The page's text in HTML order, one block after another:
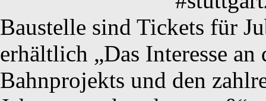
Baustelle sind Tickets für
erhältlich „Das Interesse
Bahnprojekts und den